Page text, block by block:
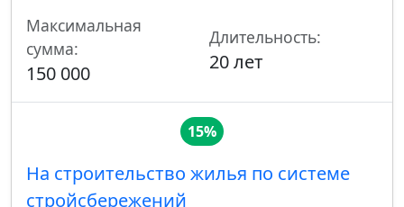
Максимальная
сумма:
150 000
Длительность:
20 лет
15%
На строительство жилья по системе
стройсбережений